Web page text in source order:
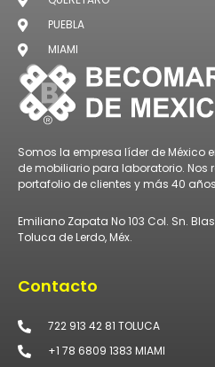
PUEBLA
MIAMI
Somos la empresa líder de México
de mobiliario para laboratorio. Nos
portafolio de clientes y más 40
Emiliano Zapata No 103 Col. Sn.
Toluca de Lerdo, Méx.
Contacto
722 913 42 81 TOLUCA
+1 78 6809 1383 MIAMI